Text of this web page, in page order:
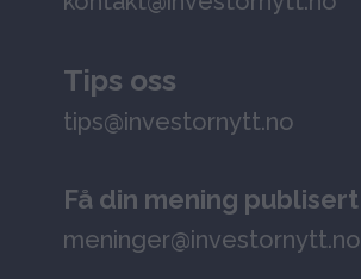
Tips oss
tips@investornytt.no
Få din mening publisert
meninger@investornytt.no